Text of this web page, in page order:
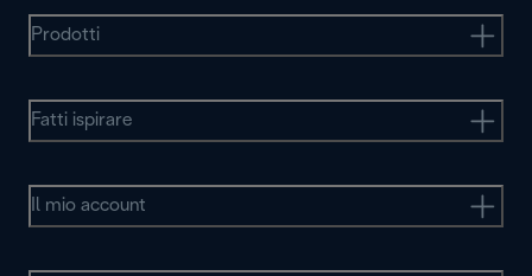
Prodotti
Fatti ispirare
Il mio account